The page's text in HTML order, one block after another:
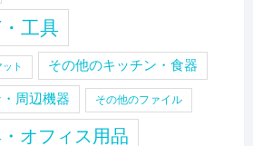
工具
ト その他のキッチン・食器
周辺機器 その他のファイル
オフィス用品